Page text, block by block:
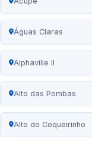
Águas Claras
Alphaville II
Alto das Pombas
Alto do Coqueirinho